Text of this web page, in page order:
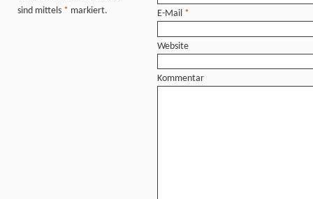
sind mittels * markiert. E-Mail *
Website
Kommentar